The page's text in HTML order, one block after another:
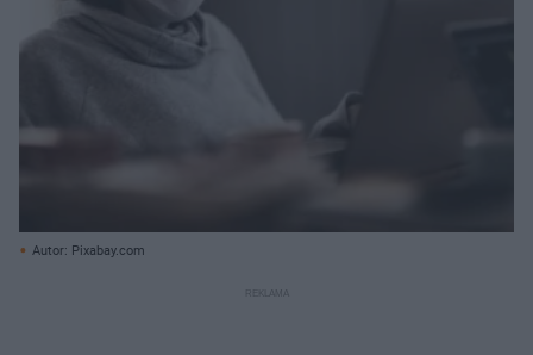
Autor: Pixabay.com